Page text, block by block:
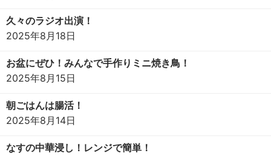
久々のラジオ出演！
2025年8月18日
お盆にぜひ！みんなで手作りミニ焼き鳥！
2025年8月15日
朝ごはんは腸活！
2025年8月14日
なすの中華浸し！レンジで簡単！